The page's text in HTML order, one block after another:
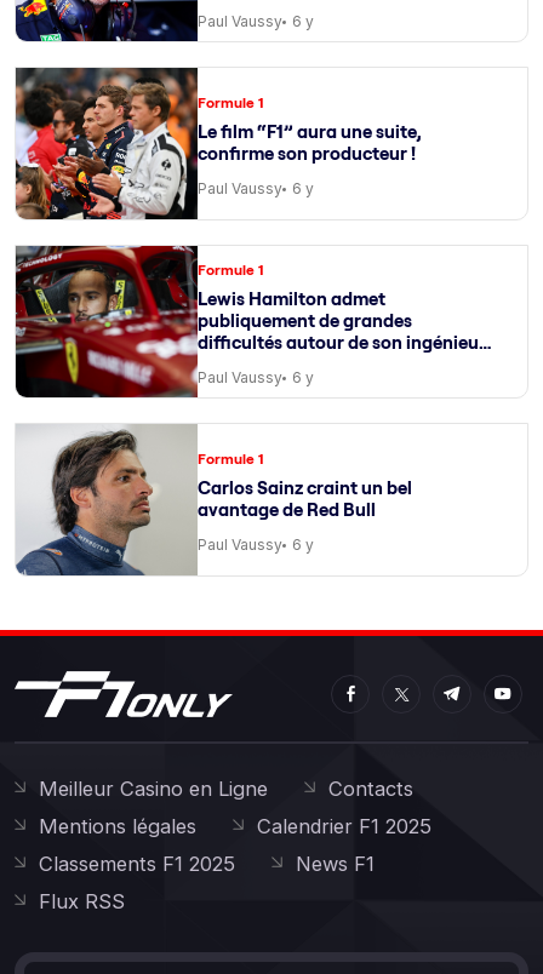
Paul Vaussy 6 y
Formule 1
Le film “F1” aura une suite,
confirme son producteur !
Paul Vaussy 6 y
Formule 1
Lewis Hamilton admet
publiquement de grandes
difficultés autour de son ingénieur
Paul Vaussy 6 y
Formule 1
Carlos Sainz craint un bel
avantage de Red Bull
Paul Vaussy 6 y
Meilleur Casino en Ligne
Contacts
Mentions légales
Calendrier F1 2025
Classements F1 2025
News F1
Flux RSS